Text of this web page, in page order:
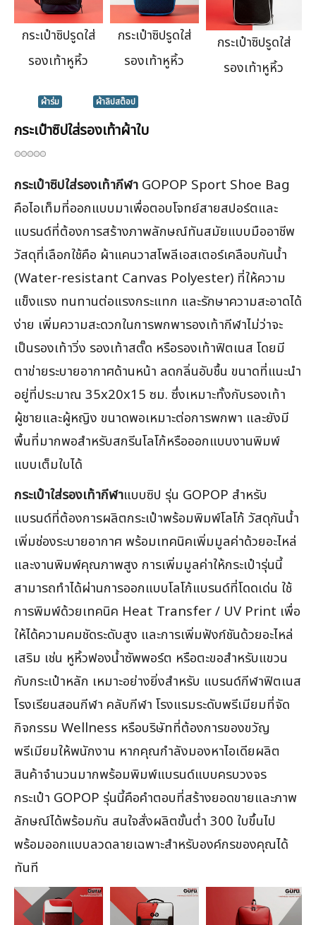
กระเป๋าซิปรูดใส่
รองเท้าหูหิ้ว
กระเป๋าซิปรูดใส่
รองเท้าหูหิ้ว
กระเป๋าซิปรูดใส่
รองเท้าหูหิ้ว
ผ้าร่ม ผ้าลิปสต๊อป
กระเป๋าซิปใส่รองเท้าผ้าใบ
กระเป๋าซิปใส่รองเท้ากีฬา GOPOP Sport Shoe Bag
คือไอเท็มที่ออกแบบมาเพื่อตอบโจทย์สายสปอร์ตและ
แบรนด์ที่ต้องการสร้างภาพลักษณ์ทันสมัยแบบมืออาชีพ
วัสดุที่เลือกใช้คือ ผ้าแคนวาสโพลีเอสเตอร์เคลือบกันน้ำ
(Water-resistant Canvas Polyester) ที่ให้ความ
แข็งแรง ทนทานต่อแรงกระแทก และรักษาความสะอาดได้
ง่าย เพิ่มความสะดวกในการพกพารองเท้ากีฬาไม่ว่าจะ
เป็นรองเท้าวิ่ง รองเท้าสตั๊ด หรือรองเท้าฟิตเนส โดยมี
ตาข่ายระบายอากาศด้านหน้า ลดกลิ่นอับชื้น ขนาดที่แนะนำ
อยู่ที่ประมาณ 35x20x15 ซม. ซึ่งเหมาะทั้งกับรองเท้า
ผู้ชายและผู้หญิง ขนาดพอเหมาะต่อการพกพา และยังมี
พื้นที่มากพอสำหรับสกรีนโลโก้หรือออกแบบงานพิมพ์
แบบเต็มใบได้
กระเป๋าใส่รองเท้ากีฬาแบบซิป รุ่น GOPOP สำหรับ
แบรนด์ที่ต้องการผลิตกระเป๋าพร้อมพิมพ์โลโก้ วัสดุกันน้ำ
เพิ่มช่องระบายอากาศ พร้อมเทคนิคเพิ่มมูลค่าด้วยอะไหล่
และงานพิมพ์คุณภาพสูง การเพิ่มมูลค่าให้กระเป๋ารุ่นนี้
สามารถทำได้ผ่านการออกแบบโลโก้แบรนด์ที่โดดเด่น ใช้
การพิมพ์ด้วยเทคนิค Heat Transfer / UV Print เพื่อ
ให้ได้ความคมชัดระดับสูง และการเพิ่มฟังก์ชันด้วยอะไหล่
เสริม เช่น หูหิ้วฟองน้ำซัพพอร์ต หรือตะขอสำหรับแขวน
กับกระเป๋าหลัก เหมาะอย่างยิ่งสำหรับ แบรนด์กีฬาฟิตเนส
โรงเรียนสอนกีฬา คลับกีฬา โรงแรมระดับพรีเมียมที่จัด
กิจกรรม Wellness หรือบริษัทที่ต้องการของขวัญ
พรีเมียมให้พนักงาน หากคุณกำลังมองหาไอเดียผลิต
สินค้าจำนวนมากพร้อมพิมพ์แบรนด์แบบครบวงจร
กระเป๋า GOPOP รุ่นนี้คือคำตอบที่สร้างยอดขายและภาพ
ลักษณ์ได้พร้อมกัน สนใจสั่งผลิตขั้นต่ำ 300 ใบขึ้นไป
พร้อมออกแบบลวดลายเฉพาะสำหรับองค์กรของคุณได้
ทันที